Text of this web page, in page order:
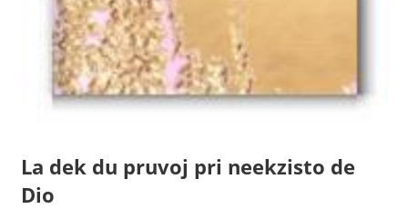
La dek du pruvoj pri neekzisto de
Dio